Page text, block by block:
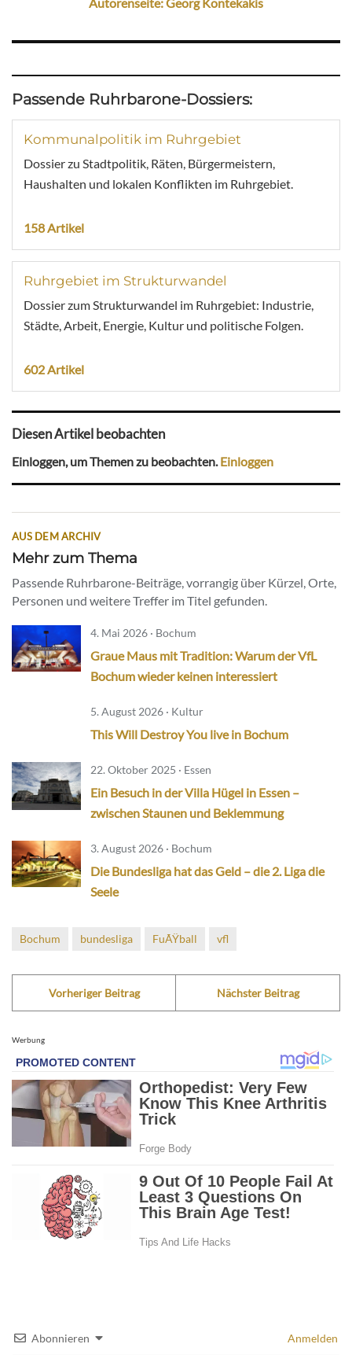
Passende Ruhrbarone-Dossiers:
Kommunalpolitik im Ruhrgebiet
Dossier zu Stadtpolitik, Räten, Bürgermeistern,
Haushalten und lokalen Konflikten im Ruhrgebiet.
158 Artikel
Ruhrgebiet im Strukturwandel
Dossier zum Strukturwandel im Ruhrgebiet: Industrie,
Städte, Arbeit, Energie, Kultur und politische Folgen.
602 Artikel
Diesen Artikel beobachten
Einloggen, um Themen zu beobachten.Einloggen
AUS DEM ARCHIV
Mehr zum Thema
Passende Ruhrbarone-Beiträge, vorrangig über Kürzel, Orte,
Personen und weitere Treffer im Titel gefunden.
4. Mai 2026 · Bochum
Graue Maus mit Tradition: Warum der VfL
Bochum wieder keinen interessiert
5. August 2026 · Kultur
This Will Destroy You live in Bochum
22. Oktober 2025 · Essen
Ein Besuch in der Villa Hügel in Essen –
zwischen Staunen und Beklemmung
3. August 2026 · Bochum
Die Bundesliga hat das Geld – die 2. Liga die
Seele
Bochum bundesliga FuÃŸball vfl
Vorheriger Beitrag Nächster Beitrag
Werbung
Abonnieren Anmelden